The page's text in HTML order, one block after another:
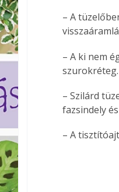
– A
– A ki nem
szurokréteg.
– Szilárd
fazsindely
– A